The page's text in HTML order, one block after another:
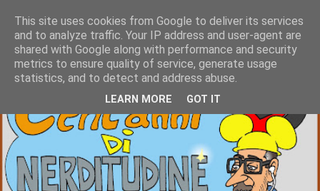
This site uses cookies from Google to deliver its services
and to analyze traffic. Your IP address and user-agent are
shared with Google along with performance and security
metrics to ensure quality of service, generate usage
statistics, and to detect and address abuse.
LEARN MORE GOT IT